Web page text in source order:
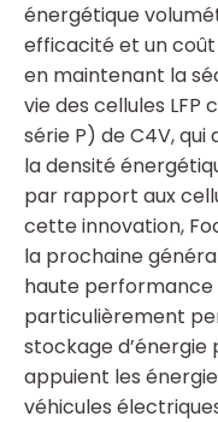
énergétique
efficacité et un
en maintenant la
vie des cellules LFP
série P) de C4V,
la densité
par rapport aux
cette innovation,
la prochaine
haute
particulièrement
stockage d’énergie
appuient les
véhicules